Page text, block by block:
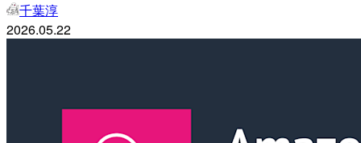
千葉淳
2026.05.22